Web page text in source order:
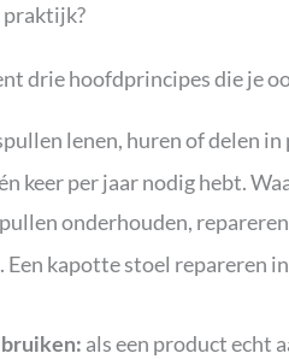
praktijk?
drie hoofdprincipes die je
lenen, huren of delen
keer per jaar nodig hebt.
onderhouden,
kapotte stoel repareren
als een product echt